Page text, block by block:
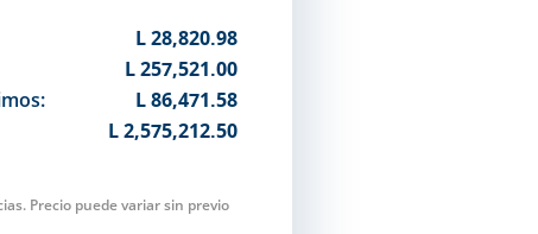
L 28,820.98
L 257,521.00
L 86,471.58
L 2,575,212.50
Precio puede variar sin previo